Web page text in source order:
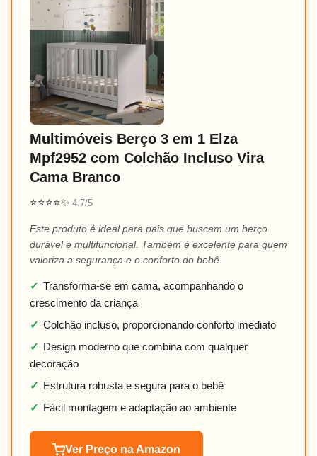
Multimóveis Berço 3 em 1 Elza
Mpf2952 com Colchão Incluso Vira
Cama Branco
⭐⭐⭐⭐✨ 4.7/5
Este produto é ideal para pais que buscam um berço
durável e multifuncional. Também é excelente para quem
valoriza a segurança e o conforto do bebê.
✓ Transforma-se em cama, acompanhando o
crescimento da criança
✓ Colchão incluso, proporcionando conforto imediato
✓ Design moderno que combina com qualquer
decoração
✓ Estrutura robusta e segura para o bebê
✓ Fácil montagem e adaptação ao ambiente
Ver Preço na Amazon